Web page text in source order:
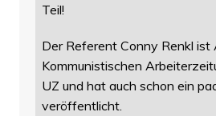
Teil!
Der Referent Conny Renkl ist
Kommunistischen
UZ und hat auch schon ein
veröffentlicht.